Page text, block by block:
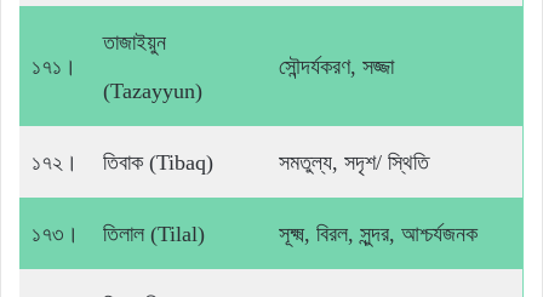
১৭১।
তাজাইয়ুন
(Tazayyun)
সৌন্দর্যকরণ, সজ্জা
১৭২। তিবাক (Tibaq) সমতুল্য, সদৃশ/ স্থিতি
১৭৩। তিলাল (Tilal) সূক্ষ্ম, বিরল, সুন্দর, আশ্চর্যজনক